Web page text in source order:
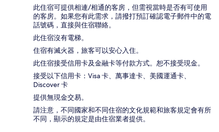
此住宿可提供相連/相通的客房，但需視當時是否有可使用
的客房。如果您有此需求，請撥打預訂確認電子郵件中的電
話號碼，直接與住宿聯絡。
此住宿沒有電梯。
住宿有滅火器，旅客可以安心入住。
此住宿接受信用卡及金融卡等付款方式。恕不接受現金。
接受以下信用卡：Visa 卡、萬事達卡、美國運通卡、
Discover 卡
提供無現金交易。
請注意，不同國家和不同住宿的文化規範和旅客規定會有所
不同，顯示的規定是由住宿業者提供。